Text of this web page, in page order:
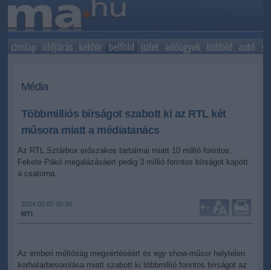
címlap időjárás kékhír belföld üzlet adóügyek külföld autó
Média
Többmilliós bírságot szabott ki az RTL két
műsora miatt a médiatanács
Az RTL Sztárbox erőszakos tartalmai miatt 10 millió forintos,
Fekete Pákó megalázásáért pedig 3 millió forintos bírságot kapott
a csatorna.
2024.02.07 00:30
MTI
+-
Az emberi méltóság megsértéséért és egy show-műsor helytelen
korhatárbesorolása miatt szabott ki többmillió forintos bírságot az